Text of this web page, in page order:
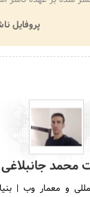
پروفایل
محمد جانبلاغی
و معمار وب |